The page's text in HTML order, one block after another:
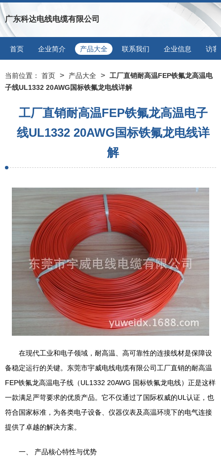
广东科达电线电缆有限公司
首页 企业简介 产品大全 联系我们 企业信息 访客
当前位置： 首页 > 产品大全 > 工厂直销耐高温FEP铁氟龙高温电
子线UL1332 20AWG国标铁氟龙电线详解
工厂直销耐高温FEP铁氟龙高温电子
线UL1332 20AWG国标铁氟龙电线详
解
在现代工业和电子领域，耐高温、高可靠性的连接线材是保障设
备稳定运行的关键。东莞市宇威电线电缆有限公司工厂直销的耐高温
FEP铁氟龙高温电子线（UL1332 20AWG 国标铁氟龙电线）正是这样
一款满足严苛要求的优质产品。它不仅通过了国际权威的UL认证，也
符合国家标准，为各类电子设备、仪器仪表及高温环境下的电气连接
提供了卓越的解决方案。
一、 产品核心特性与优势